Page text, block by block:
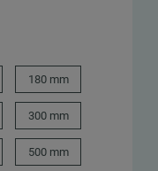
180 mm
300 mm
500 mm